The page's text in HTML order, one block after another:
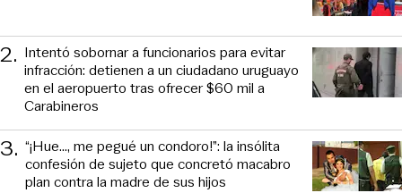
2. Intentó sobornar a funcionarios para evitar
infracción: detienen a un ciudadano uruguayo
en el aeropuerto tras ofrecer $60 mil a
Carabineros
3. “¡Hue..., me pegué un condoro!”: la insólita
confesión de sujeto que concretó macabro
plan contra la madre de sus hijos